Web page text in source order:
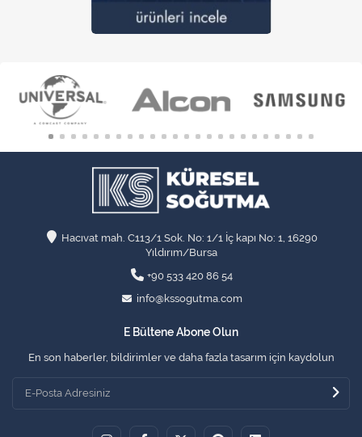
Hacıvat mah. C113/1 Sok. No: 1/1 İç kapı No: 1, 16290
Yıldırım/Bursa
+90 533 420 86 54
info@kssogutma.com
E Bültene Abone Olun
En son haberler, bildirimler ve daha fazla tasarım için kaydolun